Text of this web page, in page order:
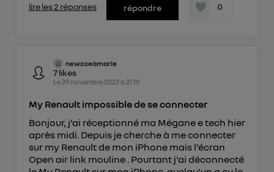
lire les 2 réponses répondre 0
newzoeàmarle
7likes
Le 29 novembre 2023 à 21:19
My Renault impossible de se connecter
Bonjour, j'ai réceptionné ma Mégane e tech hier
après midi. Depuis je cherche à me connecter
sur my Renault de mon iPhone mais l'écran
Open air link mouline . Pourtant j'ai déconnecté